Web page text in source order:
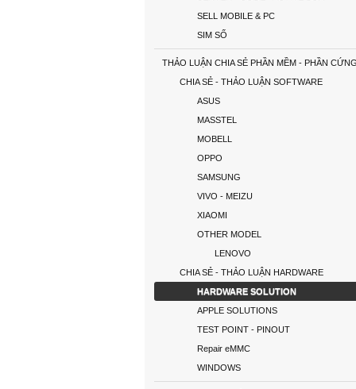
SELL MOBILE & PC
SIM SỐ
THẢO LUẬN CHIA SẺ PHẦN MỀM - PHẦN
CHIA SẺ - THẢO LUẬN SOFTWARE
ASUS
MASSTEL
MOBELL
OPPO
SAMSUNG
VIVO - MEIZU
XIAOMI
OTHER MODEL
LENOVO
CHIA SẺ - THẢO LUẬN HARDWARE
HARDWARE SOLUTION
APPLE SOLUTIONS
TEST POINT - PINOUT
Repair eMMC
WINDOWS